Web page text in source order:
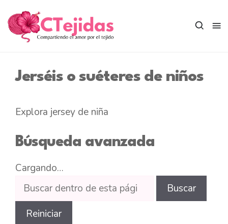
contenido
Jerséis o suéteres de niños
Explora jersey de niña
Búsqueda avanzada
Cargando…
Buscar
Buscar
Reiniciar